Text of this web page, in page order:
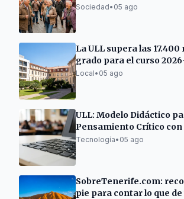
las personas mayores
Sociedad• 05 ago
La ULL supera las
grado para el curso
Local• 05 ago
ULL: Modelo Didáctico
Pensamiento Crítico
Tecnología• 05 ago
SobreTenerife.com:
pie para contar lo que